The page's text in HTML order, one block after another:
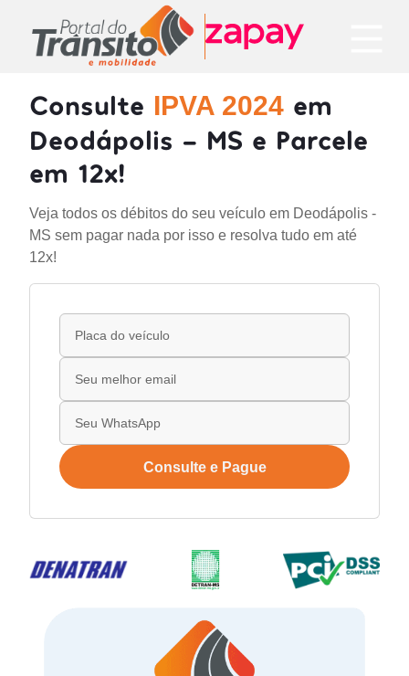
Consulte IPVA 2024 em
Deodápolis - MS e Parcele
em 12x!
Veja todos os débitos do seu veículo em Deodápolis -
MS sem pagar nada por isso e resolva tudo em até
12x!
Consulte e Pague